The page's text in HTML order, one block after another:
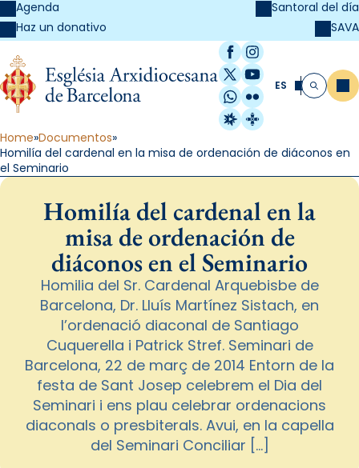
Agenda
Haz un donativo
Santoral del día
SAVA
Facebook
Instagram
X / Twitter
YouTube
WhatsApp
Flickr
Radio Estel
Catalunya
ES Buscar
Home Documentos
Homilía del cardenal en la misa de ordenación de diáconos en
el Seminario
Homilía del cardenal en la
misa de ordenación de
diáconos en el Seminario
Homilia del Sr. Cardenal Arquebisbe de
Barcelona, Dr. Lluís Martínez Sistach, en
l’ordenació diaconal de Santiago
Cuquerella i Patrick Stref. Seminari de
Barcelona, 22 de març de 2014 Entorn de la
festa de Sant Josep celebrem el Dia del
Seminari i ens plau celebrar ordenacions
diaconals o presbiterals. Avui, en la capella
del Seminari Conciliar […]